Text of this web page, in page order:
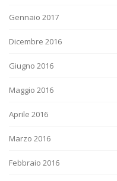
Gennaio 2017
Dicembre 2016
Giugno 2016
Maggio 2016
Aprile 2016
Marzo 2016
Febbraio 2016